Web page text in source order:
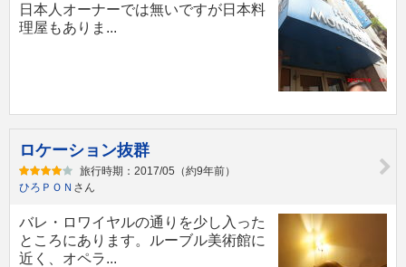
日本人オーナーでは無いですが日本料
理屋もありま...
ロケーション抜群
旅行時期：2017/05（約9年前）
ひろＰＯＮ さん
バレ・ロワイヤルの通りを少し入った
ところにあります。ルーブル美術館に
近く、オペラ...